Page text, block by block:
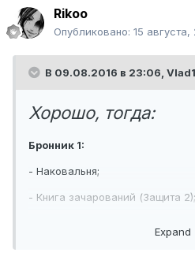
Rikoo
Опубликовано: 15 августа,
В 09.08.2016 в 23:06,
Хорошо, тогда:
Бронник 1:
- Наковальня;
- Книга зачарований (Защита 2);
Expand